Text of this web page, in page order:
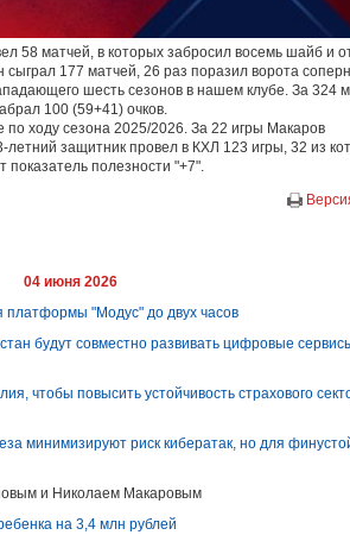
58 матчей, в которых забросил восемь шайб и
177 матчей, 26 раз поразил ворота
шесть сезонов в нашем клубе. За 324
100 (59+41) очков.
ходу сезона 2025/2026. За 22 игры Макаров
защитник провел в КХЛ 123 игры, 32 из
полезности "+7".
04 июня 2026
платформы "Модус" до двух часов
будут совместно развивать цифровые
чтобы повысить устойчивость страхового
минимизируют риск кибератак, но для
и Николаем Макаровым
на 3,4 млн рублей